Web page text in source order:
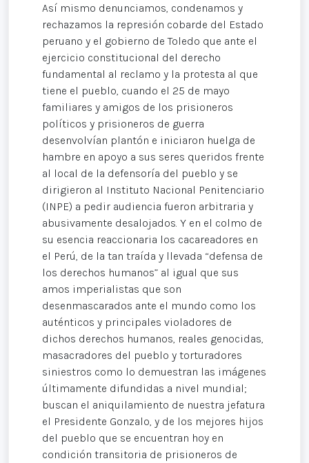
Así mismo denunciamos, condenamos y
rechazamos la represión cobarde del Estado
peruano y el gobierno de Toledo que ante el
ejercicio constitucional del derecho
fundamental al reclamo y la protesta al que
tiene el pueblo, cuando el 25 de mayo
familiares y amigos de los prisioneros
políticos y prisioneros de guerra
desenvolvían plantón e iniciaron huelga de
hambre en apoyo a sus seres queridos frente
al local de la defensoría del pueblo y se
dirigieron al Instituto Nacional Penitenciario
(INPE) a pedir audiencia fueron arbitraria y
abusivamente desalojados. Y en el colmo de
su esencia reaccionaria los cacareadores en
el Perú, de la tan traída y llevada “defensa de
los derechos humanos” al igual que sus
amos imperialistas que son
desenmascarados ante el mundo como los
auténticos y principales violadores de
dichos derechos humanos, reales genocidas,
masacradores del pueblo y torturadores
siniestros como lo demuestran las imágenes
últimamente difundidas a nivel mundial;
buscan el aniquilamiento de nuestra jefatura
el Presidente Gonzalo, y de los mejores hijos
del pueblo que se encuentran hoy en
condición transitoria de prisioneros de